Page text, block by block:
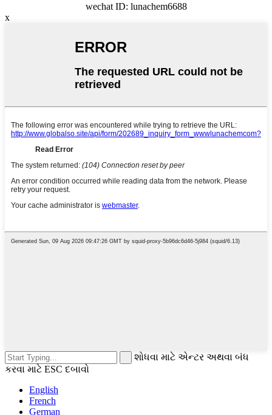
wechat ID: lunachem6688
x
શોધવા માટે એન્ટર અથવા બંધ
કરવા માટે ESC દબાવો
English
French
German